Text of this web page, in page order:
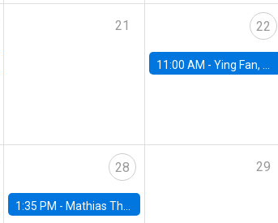
21 22
11:00 AM -Ying Fan, University of Michigan
28
1:35 PM - Mathias Thoenig, University of Lausanne
29